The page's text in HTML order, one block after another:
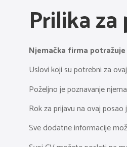
Prilika
Njemačka firma
Uslovi koji su potrebni za
Poželjno je poznavanje
Rok za prijavu na ovaj
Sve dodatne informacije